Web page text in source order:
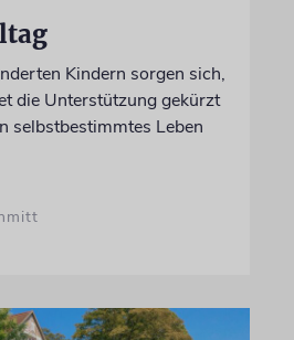
Kindern sorgen sich,
die Unterstützung gekürzt
selbstbestimmtes Leben